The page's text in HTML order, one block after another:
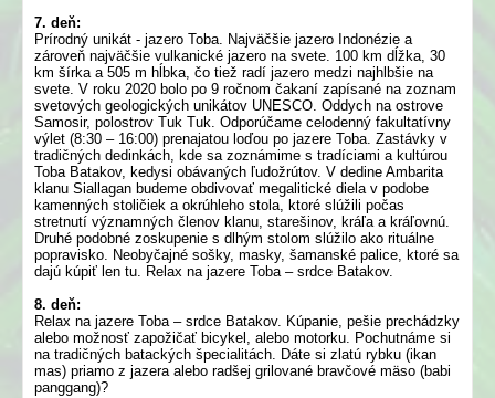
7. deň:
Prírodný unikát - jazero Toba. Najväčšie jazero Indonézie a
zároveň najväčšie vulkanické jazero na svete. 100 km dĺžka, 30
km šírka a 505 m hĺbka, čo tiež radí jazero medzi najhlbšie na
svete. V roku 2020 bolo po 9 ročnom čakaní zapísané na zoznam
svetových geologických unikátov UNESCO. Oddych na ostrove
Samosir, polostrov Tuk Tuk. Odporúčame celodenný fakultatívny
výlet (8:30 – 16:00) prenajatou loďou po jazere Toba. Zastávky v
tradičných dedinkách, kde sa zoznámime s tradíciami a kultúrou
Toba Batakov, kedysi obávaných ľudožrútov. V dedine Ambarita
klanu Siallagan budeme obdivovať megalitické diela v podobe
kamenných stoličiek a okrúhleho stola, ktoré slúžili počas
stretnutí významných členov klanu, starešinov, kráľa a kráľovnú.
Druhé podobné zoskupenie s dlhým stolom slúžilo ako rituálne
popravisko. Neobyčajné sošky, masky, šamanské palice, ktoré sa
dajú kúpiť len tu. Relax na jazere Toba – srdce Batakov.
8. deň:
Relax na jazere Toba – srdce Batakov. Kúpanie, pešie prechádzky
alebo možnosť zapožičať bicykel, alebo motorku. Pochutnáme si
na tradičných batackých špecialitách. Dáte si zlatú rybku (ikan
mas) priamo z jazera alebo radšej grilované bravčové mäso (babi
panggang)?